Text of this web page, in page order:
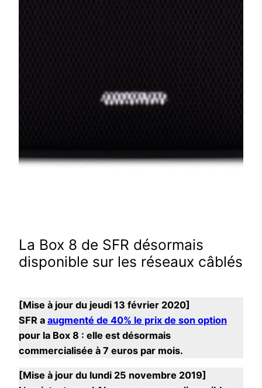
La Box 8 de SFR désormais
disponible sur les réseaux câblés
[Mise à jour du jeudi 13 février 2020]
SFR a augmenté de 40% le prix de son option
pour la Box 8 : elle est désormais
commercialisée à 7 euros par mois.
[Mise à jour du lundi 25 novembre 2019]